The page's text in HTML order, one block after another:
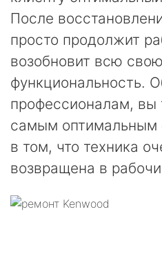
После
просто продолжит
возобновит всю свою
функциональность.
профессионалам, вы
самым оптимальным
в том, что техника
возвращена в